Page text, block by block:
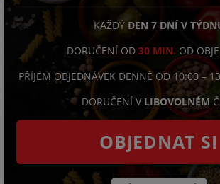
KAŽDÝDEN 7 DNÍ V
DORUČENÍ OD 30 MIN. OD
PŘÍJEM OBJEDNÁVEK DENNĚ OD 10:00 –
DORUČENÍ V LIBOVOLNÉM
OBJEDNAT SI